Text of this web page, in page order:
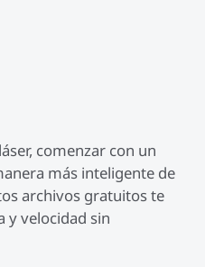
comenzar con un
más inteligente de
archivos gratuitos te
y velocidad sin